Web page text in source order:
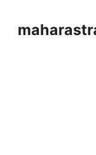
content